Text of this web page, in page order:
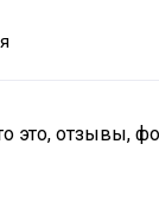
это, отзывы,